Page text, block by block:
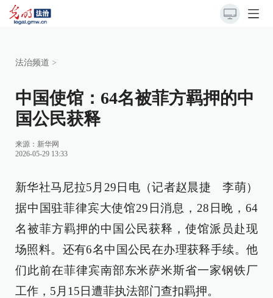
法治频道 >
中国使馆：64名被菲方羁押的中
国公民获释
来源： 新华网
2026-05-29 13:33
新华社马尼拉5月29日电（记者赵晨捷 李萌）
据中国驻菲律宾大使馆29日消息，28日晚，64
名被菲方羁押的中国公民获释，使馆派员赴现
场照料。还有6名中国公民在办理获释手续。他
们此前在菲律宾南部东米萨米斯省一家钢铁厂
工作，5月15日遭菲执法部门查扣羁押。